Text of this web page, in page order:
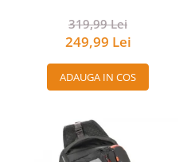
319,99 Lei
249,99 Lei
ADAUGA IN COS